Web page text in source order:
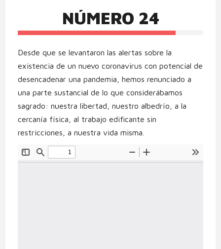
NÚMERO 24
Desde que se levantaron las alertas sobre la
existencia de un nuevo coronavirus con potencial de
desencadenar una pandemia, hemos renunciado a
una parte sustancial de lo que considerábamos
sagrado: nuestra libertad, nuestro albedrío, a la
cercanía física, al trabajo edificante sin
restricciones, a nuestra vida misma.